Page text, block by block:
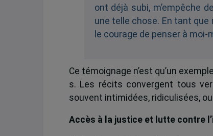
ont déjà subi, m’empêche
une telle chose. En tant
le courage de penser à
Ce témoignage n’est qu’un
s. Les récits convergent tous
souvent intimidées, ridiculisées,
Accès à la justice et lutte contre